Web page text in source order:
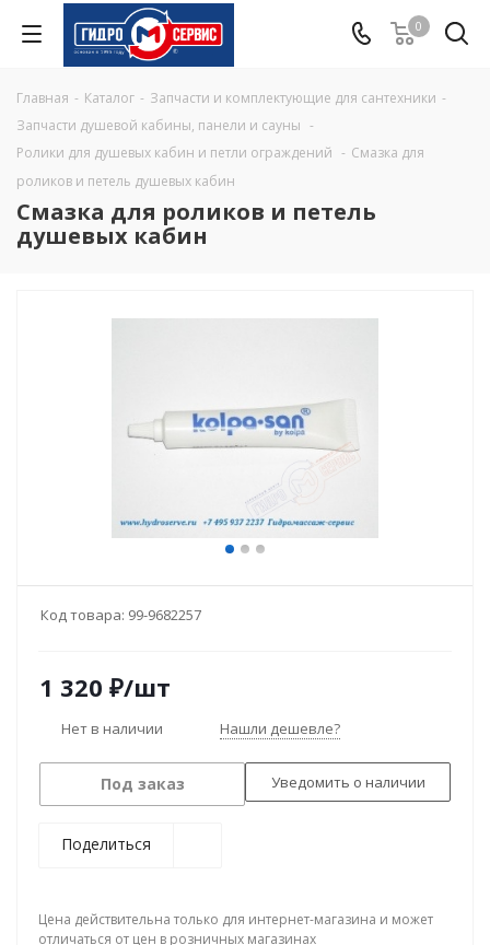
0
Главная - Каталог - Запчасти и комплектующие для сантехники -
Запчасти душевой кабины, панели и сауны -
Ролики для душевых кабин и петли ограждений - Смазка для
роликов и петель душевых кабин
Смазка для роликов и петель
душевых кабин
Код товара: 99-9682257
1 320 ₽/шт
Нет в наличии Нашли дешевле?
Под заказ Уведомить о наличии
Поделиться
Цена действительна только для интернет-магазина и может
отличаться от цен в розничных магазинах